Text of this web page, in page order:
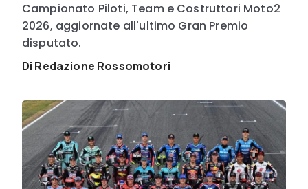
Campionato Piloti, Team e Costruttori Moto2
2026, aggiornate all'ultimo Gran Premio
disputato.
Di Redazione Rossomotori